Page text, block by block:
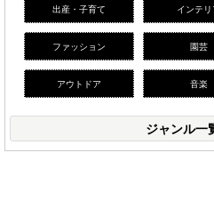
出産・子育て インテリ
ファッション 園芸
アウトドア 音楽
ジャンル一